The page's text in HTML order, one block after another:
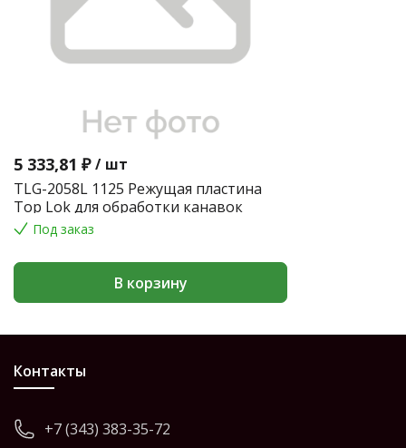
5 333,81 ₽ / шт
TLG-2058L 1125 Режущая пластина
Top Lok для обработки канавок
Под заказ
В корзину
Контакты
+7 (343) 383-35-72